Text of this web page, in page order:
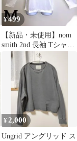
¥499
【新品・未使用】nom
smith 2nd 長袖 Tシャツ
ホワイト 光沢 綿混
¥ 2,000
Ungrid アングリッド ス